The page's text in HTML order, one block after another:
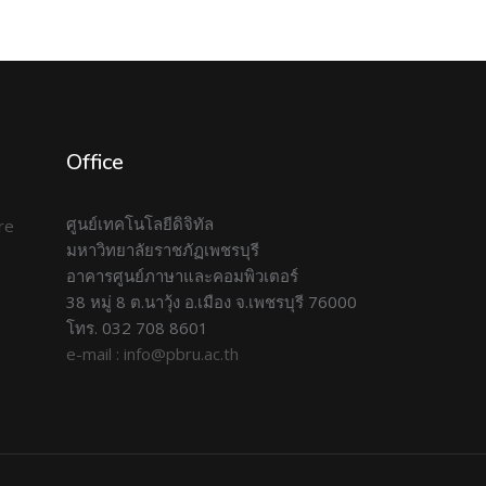
Office
ศูนย์เทคโนโลยีดิจิทัล
มหาวิทยาลัยราชภัฏเพชรบุรี
อาคารศูนย์ภาษาและคอมพิวเตอร์
38 หมู่ 8 ต.นาวุ้ง อ.เมือง จ.เพชรบุรี 76000
โทร. 032 708 8601
e-mail : info@pbru.ac.th